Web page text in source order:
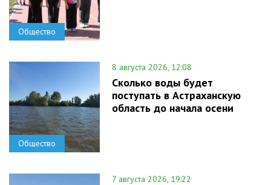
Общество
Общество
8 августа 2026, 12:08
Сколько воды будет
поступать в Астраханскую
область до начала осени
7 августа 2026, 19:22